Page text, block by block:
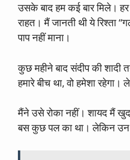
उसके बाद हम कई बार मिले।
राहत। मैं जानती थी ये रिश्ता
पाप नहीं माना।
कुछ महीने बाद संदीप की
हमारे बीच था, वो हमेशा
मैंने उसे रोका नहीं। शायद मैं खुद
बस कुछ पल का था। लेकिन उन